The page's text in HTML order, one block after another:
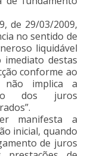
de 29/03/2009,
no sentido de
liquidável
imediato destas
conforme ao
não implica a
dos juros
manifesta a
inicial, quando
de juros